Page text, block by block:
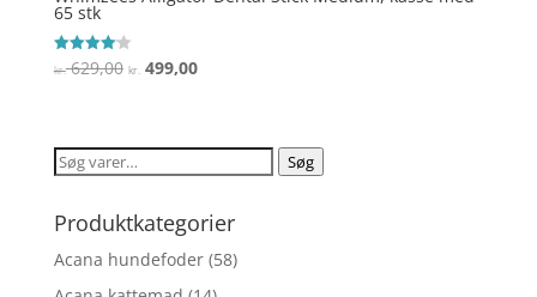
65 stk
Vurderet
4.1
kr.629,00 Den
var:
kr. 629,00.
kr. 499,00Den
er:
kr. 499,00.
Søg
Søg
Produktkategorier
Acana hundefoder (58)